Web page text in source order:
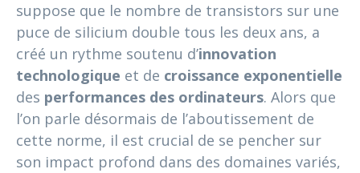
suppose que le nombre de transistors sur une
puce de silicium double tous les deux ans, a
créé un rythme soutenu d’innovation
technologique et de croissance exponentielle
des performances des ordinateurs. Alors que
l’on parle désormais de l’aboutissement de
cette norme, il est crucial de se pencher sur
son impact profond dans des domaines variés,